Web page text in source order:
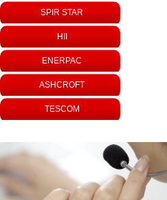
SPIR STAR
HII
ENERPAC
ASHCROFT
TESCOM